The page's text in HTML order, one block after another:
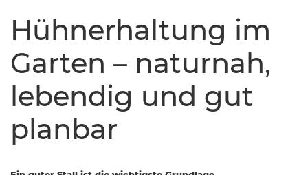
Hühnerhaltung im
Garten – naturnah,
lebendig und gut
planbar